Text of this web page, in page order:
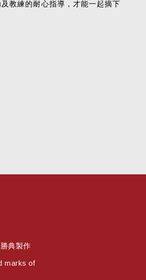
教練的耐心指導，才能一起摘下
典製作
marks of